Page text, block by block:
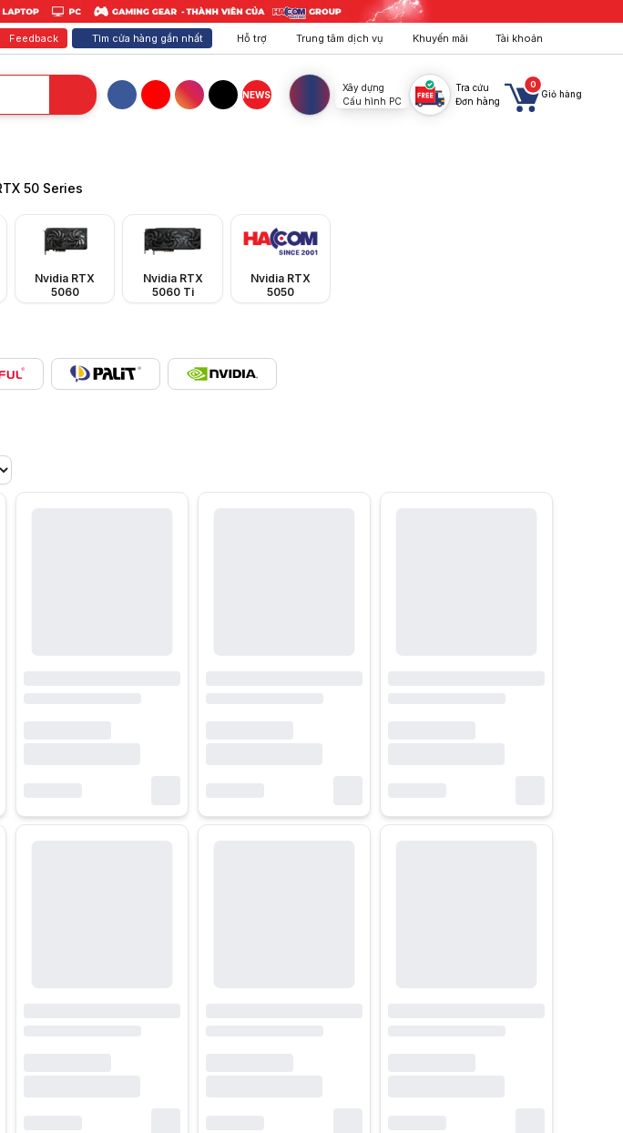
Feedback Tìm cửa hàng gần nhất Hỗ trợ Trung tâm dịch vụ Khuyến mãi Tài khoản
FacebookYouTubeInstagram
TikTok
NEWS
Xây dựng
Cấu hình PC
Tra cứu
Đơn hàng
0
Giỏ hàng
50 Series
Nvidia RTX
5060
Nvidia RTX
5060 Ti
Nvidia RTX
5050